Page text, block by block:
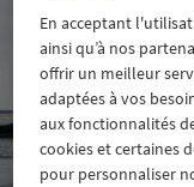
En acceptant
ainsi qu’à nos
offrir un meilleur
adaptées à vos
aux fonctionnalités
cookies et certaines
pour personnaliser